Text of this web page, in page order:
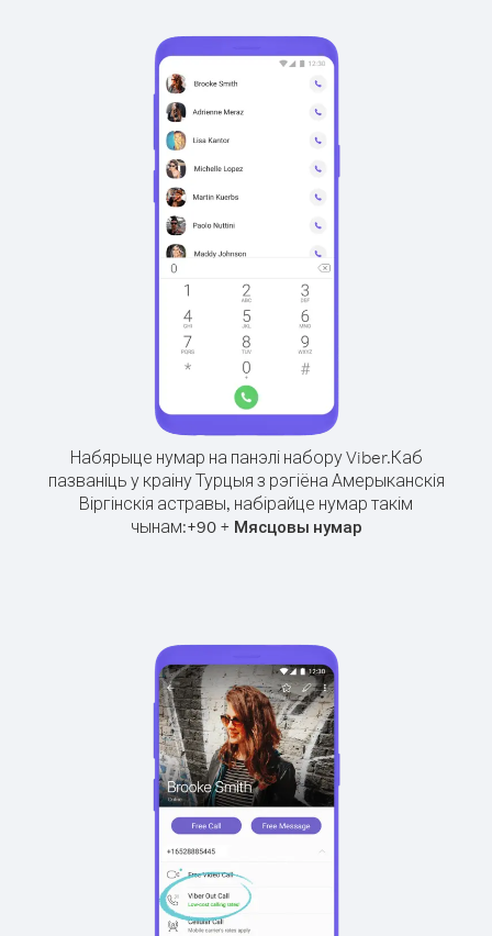
Набярыце нумар на панэлі набору Viber.Каб
пазваніць у краіну Турцыя з рэгіёна Амерыканскія
Віргінскія астравы, набірайце нумар такім
чынам:+90+ Мясцовы нумар